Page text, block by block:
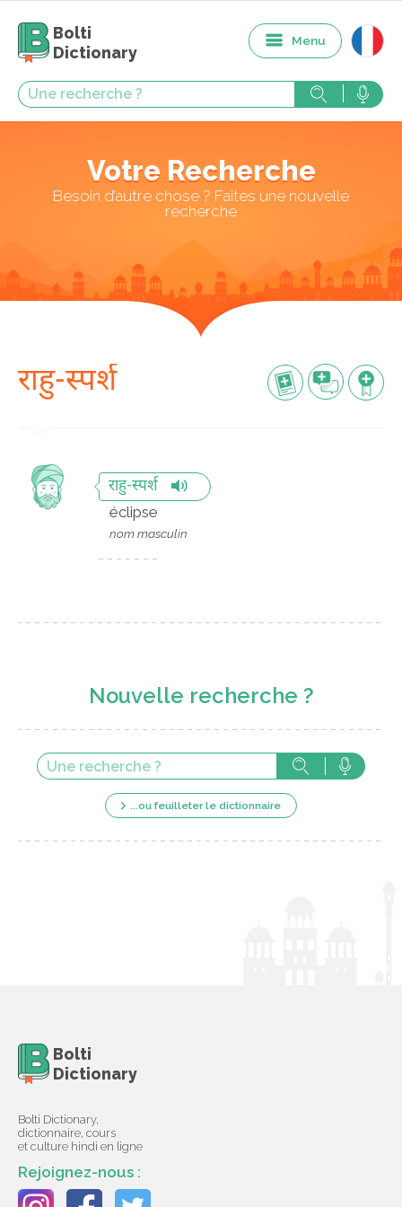
Bolti
Dictionary
Menu
Votre Recherche
Besoin d’autre chose ? Faites une nouvelle
recherche
राहु-स्पर्श
राहु-स्पर्श
éclipse
nom masculin
Nouvelle recherche ?
...ou feuilleter le dictionnaire
Bolti
Dictionary
Bolti Dictionary,
dictionnaire, cours
et culture hindi en ligne
Rejoignez-nous :